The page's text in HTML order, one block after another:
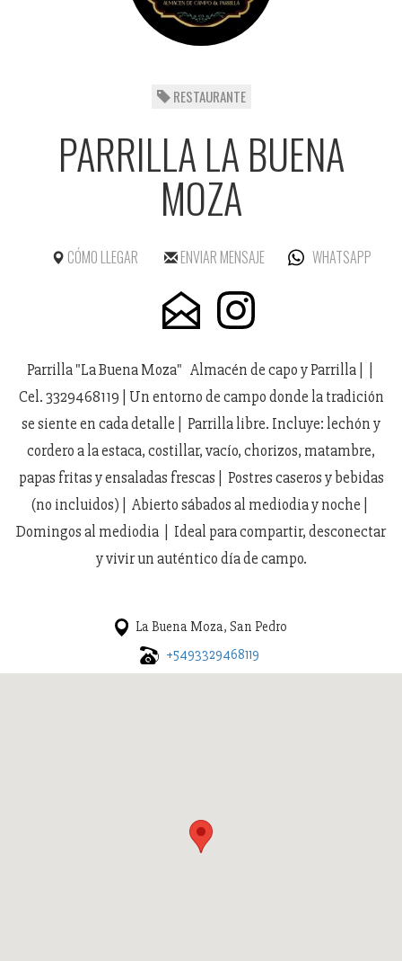
RESTAURANTE
PARRILLA LA BUENA
MOZA
CÓMO LLEGAR ENVIAR MENSAJE WHATSAPP
Parrilla "La Buena Moza" Almacén de capo y Parrilla | |
Cel. 3329468119 | Un entorno de campo donde la tradición
se siente en cada detalle | Parrilla libre. Incluye: lechón y
cordero a la estaca, costillar, vacío, chorizos, matambre,
papas fritas y ensaladas frescas | Postres caseros y bebidas
(no incluidos) | Abierto sábados al mediodia y noche |
Domingos al mediodia | Ideal para compartir, desconectar
y vivir un auténtico día de campo.
La Buena Moza, San Pedro
+5493329468119